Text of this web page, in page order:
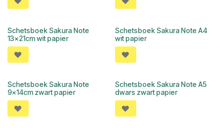
Schetsboek Sakura Note
13x21cm wit papier
Schetsboek Sakura Note A4
wit papier
Schetsboek Sakura Note
9x14cm zwart papier
Schetsboek Sakura Note A5
dwars zwart papier